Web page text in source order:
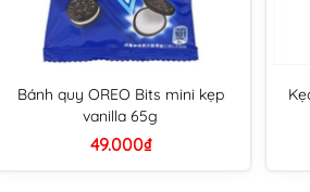
Bánh quy OREO Bits mini kẹp
vanilla 65g
49.000₫